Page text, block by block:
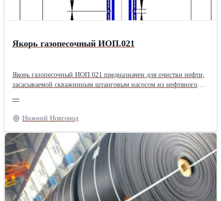
изготовить любую изнашиваемую деталь по вашим чертежам из
широкой линейки сплавов. Наши инженеры помогут подобрать
Якорь газопесочный ИОП.021
Якорь газопесочный ИОП.021 предназначен для очистки нефти,
засасываемой скважинным штанговым насосом из нефтяного
корпуса, нижнего корпуса, патрубка, соединительных муфт,
внутренней трубы и пробки. Все детали якоря за исключением
внутренней трубы имеют резьбы НКТ73 ГОСТ 633-80 с шагом
2,54 мм. Для забора рабочей среды из затрубного пространства
верхний корпус имеет 88 отверстий Ø10мм. Характеристики: -
диаметр эксплуатационной колонны…114, 146, 168; -
габаритные размеры: длина 16058 мм, диаметр Ø89 мм; - масса
22,2 кг; - рабочий диапазон пропускной способности до 200 м3/
сут.
—
Нижний Новгород